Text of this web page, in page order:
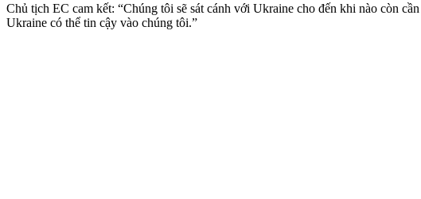
Chủ tịch EC cam kết: “Chúng tôi sẽ sát cánh với Ukraine cho đến khi nào còn
Ukraine có thể tin cậy vào chúng tôi.”